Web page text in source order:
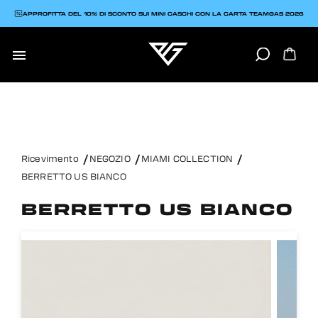

APPROFITTA DEL 10% DI SCONTO SUI MINI CASCHI CON LA CARTA TEAMGAS 2026
Ricevimento NEGOZIO
MIAMI COLLECTION
BERRETTO US BIANCO
BERRETTO US BIANCO